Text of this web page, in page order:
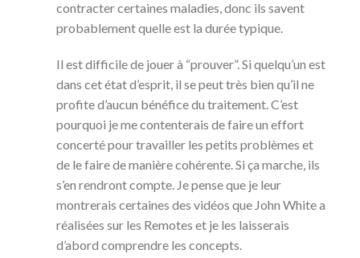
contracter certaines maladies, donc ils savent
probablement quelle est la durée typique.
Il est difficile de jouer à “prouver”. Si quelqu’un est
dans cet état d’esprit, il se peut très bien qu’il ne
profite d’aucun bénéfice du traitement. C’est
pourquoi je me contenterais de faire un effort
concerté pour travailler les petits problèmes et
de le faire de manière cohérente. Si ça marche, ils
s’en rendront compte. Je pense que je leur
montrerais certaines des vidéos que John White a
réalisées sur les Remotes et je les laisserais
d’abord comprendre les concepts.